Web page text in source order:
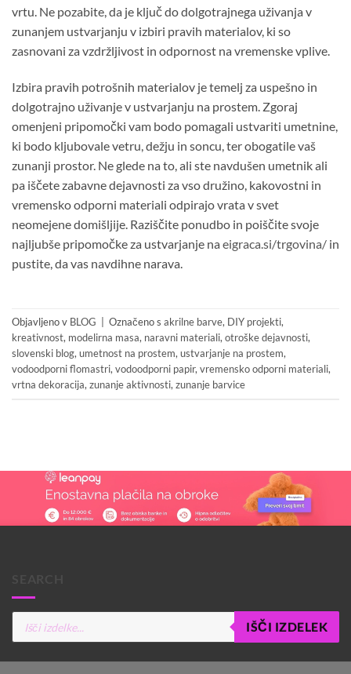
vrtu. Ne pozabite, da je ključ do dolgotrajnega uživanja v
zunanjem ustvarjanju v izbiri pravih materialov, ki so
zasnovani za vzdržljivost in odpornost na vremenske vplive.
Izbira pravih potrošnih materialov je temelj za uspešno in
dolgotrajno uživanje v ustvarjanju na prostem. Zgoraj
omenjeni pripomočki vam bodo pomagali ustvariti umetnine,
ki bodo kljubovale vetru, dežju in soncu, ter obogatile vaš
zunanji prostor. Ne glede na to, ali ste navdušen umetnik ali
pa iščete zabavne dejavnosti za vso družino, kakovostni in
vremensko odporni materiali odpirajo vrata v svet
neomejene domišljije. Raziščite ponudbo in poiščite svoje
najljubše pripomočke za ustvarjanje na eigraca.si/trgovina/ in
pustite, da vas navdihne narava.
Objavljeno v BLOG Označeno s akrilne barve, DIY projekti,
kreativnost, modelirna masa, naravni materiali,otroške dejavnosti,
slovenski blog,umetnost na prostem,ustvarjanje na prostem,
vodoodporni flomastri,vodoodporni papir,vremensko odporni materiali,
vrtna dekoracija,zunanje aktivnosti,zunanje barvice
Products
search
IŠČI IZDELEK